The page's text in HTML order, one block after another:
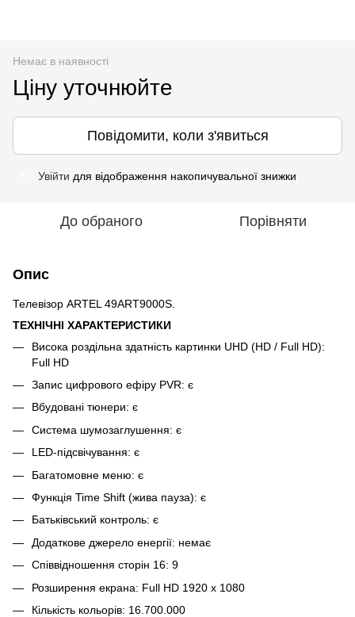
Немає в наявності
Ціну уточнюйте
Повідомити, коли з'явиться
Увійти для відображення накопичувальної знижки
До обраного Порівняти
Опис
Телевізор ARTEL 49ART9000S.
ТЕХНІЧНІ ХАРАКТЕРИСТИКИ
Висока роздільна здатність картинки UHD (HD / Full HD):
Full HD
Запис цифрового ефіру PVR: є
Вбудовані тюнери: є
Система шумозаглушення: є
LED-підсвічування: є
Багатомовне меню: є
Функція Time Shift (жива пауза): є
Батьківський контроль: є
Додаткове джерело енергії: немає
Співвідношення сторін 16: 9
Розширення екрана: Full HD 1920 х 1080
Кількість кольорів: 16.700.000